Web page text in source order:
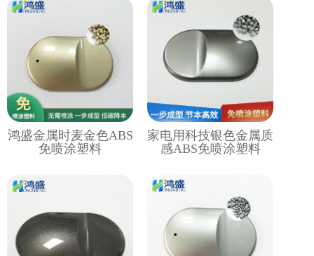
鸿盛金属时麦金色ABS
免喷涂塑料
家电用科技银色金属质
感ABS免喷涂塑料